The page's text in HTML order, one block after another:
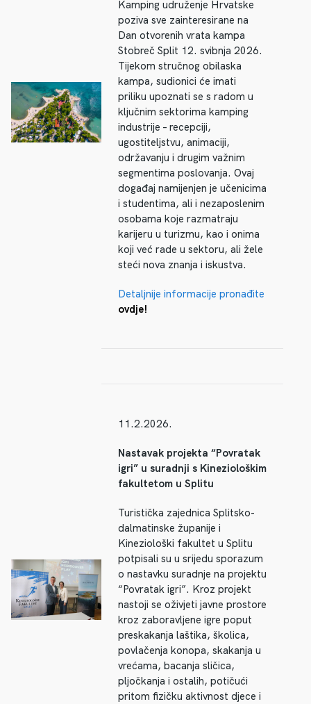
Kamping udruženje Hrvatske
poziva sve zainteresirane na
Dan otvorenih vrata kampa
Stobreč Split 12. svibnja 2026.
Tijekom stručnog obilaska
kampa, sudionici će imati
priliku upoznati se s radom u
ključnim sektorima kamping
industrije – recepciji,
ugostiteljstvu, animaciji,
održavanju i drugim važnim
segmentima poslovanja. Ovaj
događaj namijenjen je učenicima
i studentima, ali i nezaposlenim
osobama koje razmatraju
karijeru u turizmu, kao i onima
koji već rade u sektoru, ali žele
steći nova znanja i iskustva.
Detaljnije informacije pronađite
ovdje!
11.2.2026.
Nastavak projekta “Povratak
igri” u suradnji s Kineziološkim
fakultetom u Splitu
Turistička zajednica Splitsko-
dalmatinske županije i
Kineziološki fakultet u Splitu
potpisali su u srijedu sporazum
o nastavku suradnje na projektu
“Povratak igri”. Kroz projekt
nastoji se oživjeti javne prostore
kroz zaboravljene igre poput
preskakanja laštika, školica,
povlačenja konopa, skakanja u
vrećama, bacanja sličica,
pljočkanja i ostalih, potičući
pritom fizičku aktivnost djece i